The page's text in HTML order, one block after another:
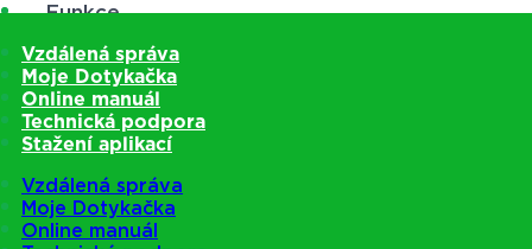
Funkce
Ceník
Kariéra
Schůzka
EET 2.0
Vzdálená správa
Moje Dotykačka
Online manuál
Technická podpora
Stažení aplikací
Vzdálená správa
Moje Dotykačka
Online manuál